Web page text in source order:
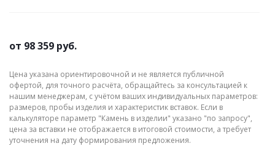
от 98 359 руб.
Цена указана ориентировочной и не является публичной
офертой, для точного расчёта, обращайтесь за консультацией к
нашим менеджерам, с учётом ваших индивидуальных параметров:
размеров, пробы изделия и характеристик вставок. Если в
калькуляторе параметр "Камень в изделии" указано "по запросу",
цена за вставки не отображается в итоговой стоимости, а требует
уточнения на дату формирования предложения.